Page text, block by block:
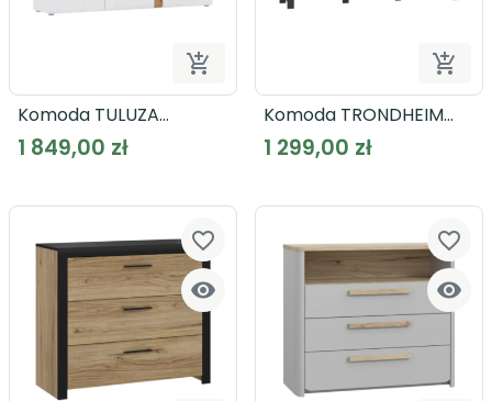

Dodaj do koszyka
Komoda TULUZA
TUZK231B
1 849,00 zł

Komoda TRONDHEIM
TDHK242L
1 299,00 zł

favorite_border

favorite_border